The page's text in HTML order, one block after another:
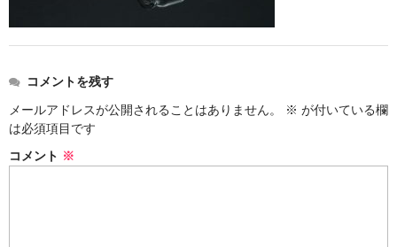
ふた付き
コメントを残す
メールアドレスが公開されることはありません。
※ が付いている欄
は必須項目です
コメント ※